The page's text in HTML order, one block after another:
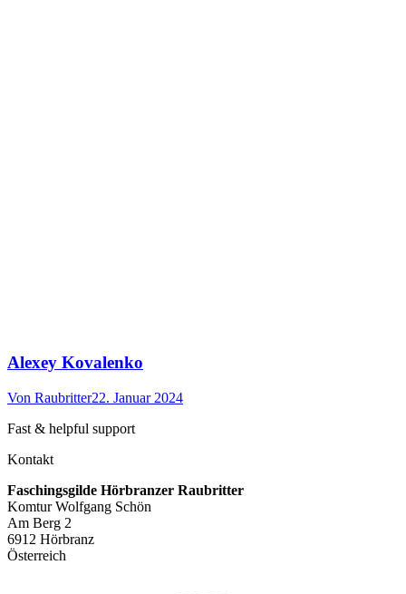
Alexey Kovalenko
Von Raubritter22. Januar 2024
Fast & helpful support
Kontakt
Faschingsgilde Hörbranzer Raubritter
Komtur Wolfgang Schön
Am Berg 2
6912 Hörbranz
Österreich